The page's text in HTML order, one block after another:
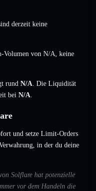
derzeit keine
Volumen von N/A, keine
rund N/A. Die Liquidität
bei N/A.
und setze Limit-Orders
in der du deine
Solflare hat potenzielle
vor dem Handeln die